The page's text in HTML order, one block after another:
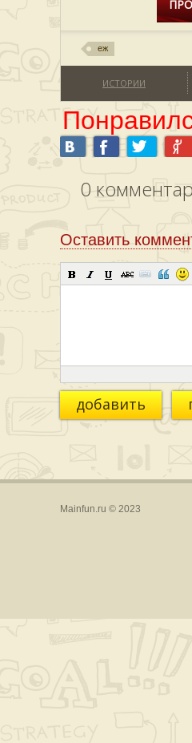
еж
ИСТОРИИ
0
Оставить
добавить
Mainfun.ru © 2023